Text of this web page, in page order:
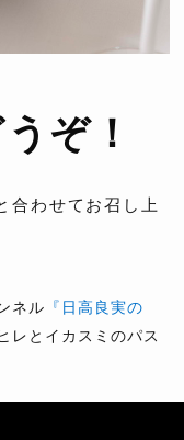
ぞ！
合わせてお召し上
ネル 『日高良実の
レとイカスミのパス